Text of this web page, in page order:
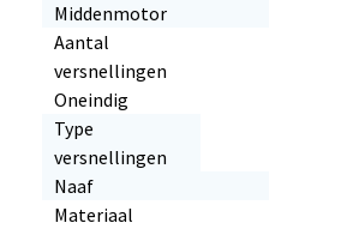
Middenmotor
Aantal
versnellingen
Oneindig
Type
versnellingen
Naaf
Materiaal